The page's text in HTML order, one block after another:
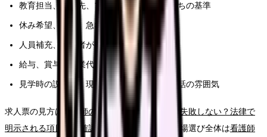
教育担当、相談先、フォロー期間、独り立ちの基準
休み希望、有休、急な休みへの対応
人員補充、退職者が出た時の業務分担
給与、賞与、残業代、昇給、各種手当
見学時の説明と、現場スタッフの表情や会話の雰囲気
求人票の見方は
看護師の求人票、どこを見れば失敗しない？法律で
明示される項目から確認する読み方ガイド
、職場選び全体は看護師